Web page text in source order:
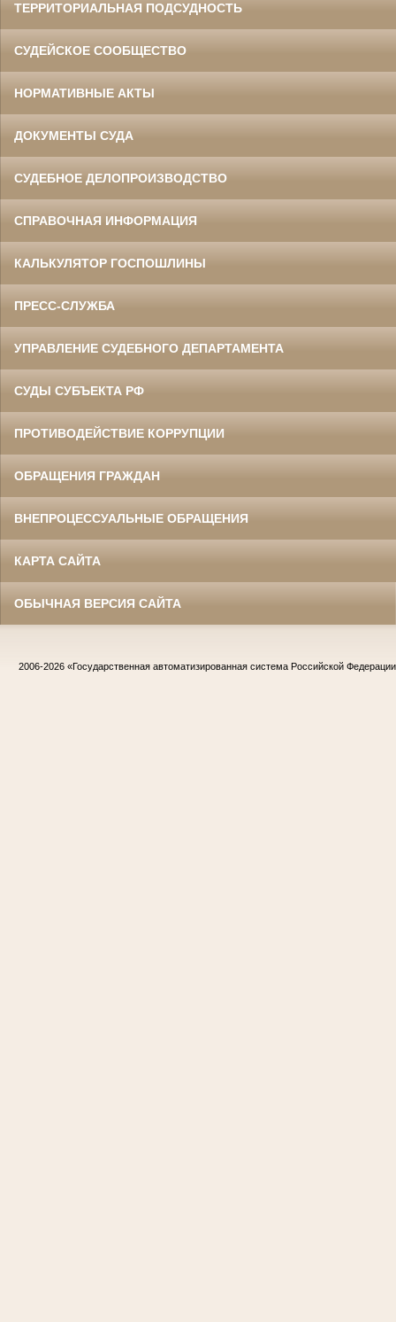
ТЕРРИТОРИАЛЬНАЯ ПОДСУДНОСТЬ
СУДЕЙСКОЕ СООБЩЕСТВО
НОРМАТИВНЫЕ АКТЫ
ДОКУМЕНТЫ СУДА
СУДЕБНОЕ ДЕЛОПРОИЗВОДСТВО
СПРАВОЧНАЯ ИНФОРМАЦИЯ
КАЛЬКУЛЯТОР ГОСПОШЛИНЫ
ПРЕСС-СЛУЖБА
УПРАВЛЕНИЕ СУДЕБНОГО ДЕПАРТАМЕНТА
СУДЫ СУБЪЕКТА РФ
ПРОТИВОДЕЙСТВИЕ КОРРУПЦИИ
ОБРАЩЕНИЯ ГРАЖДАН
ВНЕПРОЦЕССУАЛЬНЫЕ ОБРАЩЕНИЯ
КАРТА САЙТА
ОБЫЧНАЯ ВЕРСИЯ САЙТА
2006-2026 «Государственная автоматизированная система Российской